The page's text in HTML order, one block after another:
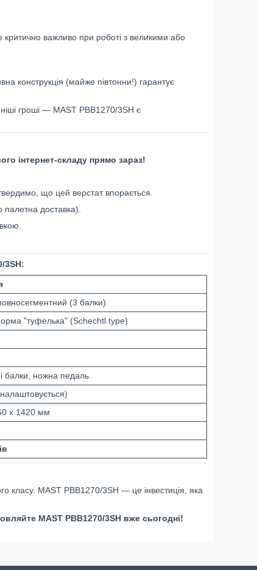
критично важливо при роботі з великими або
конструкція (майже півтонни!) гарантує
гроші — MAST PBB1270/3SH є
інтернет-складу прямо зараз!
що цей верстат впорається.
палетна доставка).
3SH:
(3 балки)
"туфелька" (Schechtl type)
балки, ножна педаль
x 1420 мм
класу. MAST PBB1270/3SH — це інвестиція, яка
MAST PBB1270/3SH вже сьогодні!